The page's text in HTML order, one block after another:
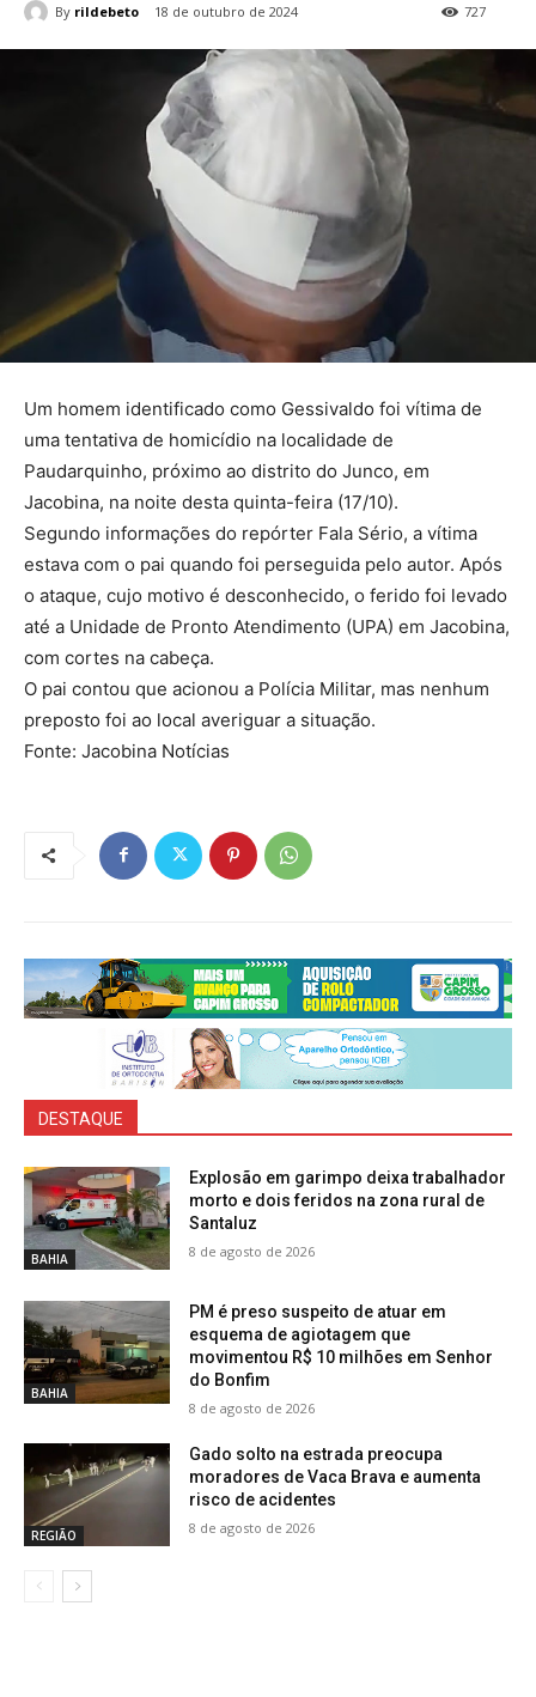
By rildebeto 18 de outubro de 2024 727
Um homem identificado como Gessivaldo foi vítima de
uma tentativa de homicídio na localidade de
Paudarquinho, próximo ao distrito do Junco, em
Jacobina, na noite desta quinta-feira (17/10).
Segundo informações do repórter Fala Sério, a vítima
estava com o pai quando foi perseguida pelo autor. Após
o ataque, cujo motivo é desconhecido, o ferido foi levado
até a Unidade de Pronto Atendimento (UPA) em Jacobina,
com cortes na cabeça.
O pai contou que acionou a Polícia Militar, mas nenhum
preposto foi ao local averiguar a situação.
Fonte: Jacobina Notícias
DESTAQUE
BAHIA
Explosão em garimpo deixa trabalhador
morto e dois feridos na zona rural de
Santaluz
8 de agosto de 2026
BAHIA
PM é preso suspeito de atuar em
esquema de agiotagem que
movimentou R$ 10 milhões em Senhor
do Bonfim
8 de agosto de 2026
REGIÃO
Gado solto na estrada preocupa
moradores de Vaca Brava e aumenta
risco de acidentes
8 de agosto de 2026